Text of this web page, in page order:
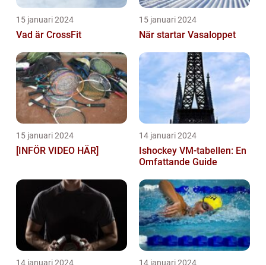
15 januari 2024
Vad är CrossFit
15 januari 2024
När startar Vasaloppet
15 januari 2024
[INFÖR VIDEO HÄR]
14 januari 2024
Ishockey VM-tabellen: En
Omfattande Guide
14 januari 2024 14 januari 2024